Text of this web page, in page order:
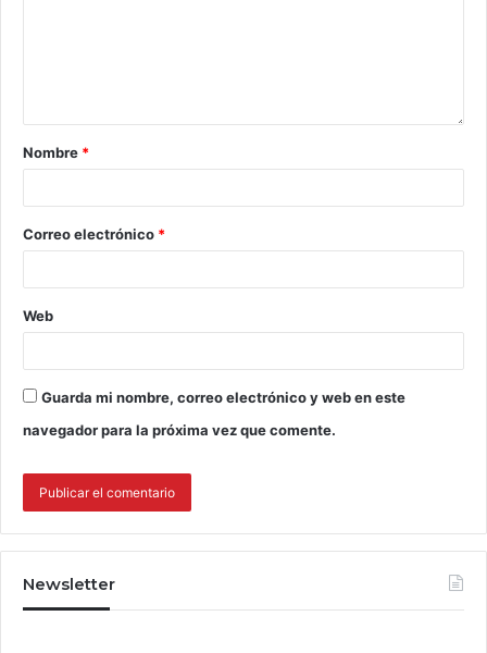
Nombre *
Correo electrónico *
Web
Guarda mi nombre, correo electrónico y web en este
navegador para la próxima vez que comente.
Newsletter